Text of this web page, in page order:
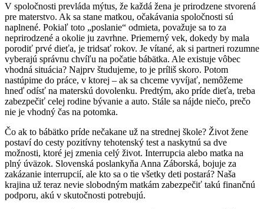
V spoločnosti prevláda mýtus, že každá žena je prirodzene stvorená
pre materstvo. Ak sa stane matkou, očakávania spoločnosti sú
naplnené. Pokiaľ toto „poslanie“ odmieta, považuje sa to za
neprirodzené a okolie ju zavrhne. Priemerný vek, dokedy by mala
porodiť prvé dieťa, je tridsať rokov. Je vítané, ak si partneri rozumne
vyberajú správnu chvíľu na počatie bábätka. Ale existuje vôbec
vhodná situácia? Najprv študujeme, to je príliš skoro. Potom
nastúpime do práce, v ktorej – ak sa chceme vyvíjať, nemôžeme
hneď odísť na materskú dovolenku. Predtým, ako príde dieťa, treba
zabezpečiť celej rodine bývanie a auto. Stále sa nájde niečo, prečo
nie je vhodný čas na potomka.
Čo ak to bábätko príde nečakane už na strednej škole? Život žene
postaví do cesty pozitívny tehotenský test a naskytnú sa dve
možnosti, ktoré jej zmenia celý život. Interrupcia alebo matka na
plný úväzok. Slovenská poslankyňa Anna Záborská, bojuje za
zakázanie interrupcií, ale kto sa o tie všetky deti postará? Naša
krajina už teraz nevie slobodným matkám zabezpečiť takú finančnú
podporu, akú v skutočnosti potrebujú.